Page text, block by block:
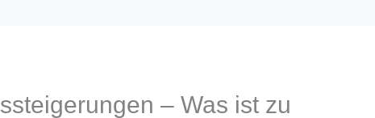
– Was ist zu